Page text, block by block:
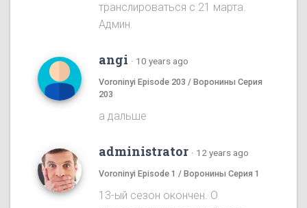
транслироваться с 21 марта.
Админ.
angi · 10 years ago
Voroninyi Episode 203 / Воронины Серия
203
а дальше
administrator · 12 years ago
Voroninyi Episode 1 / Воронины Серия 1
13-ый сезон окончен. О